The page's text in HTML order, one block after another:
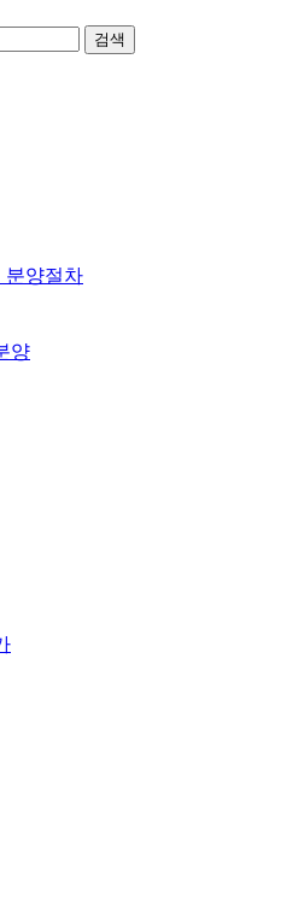
분양절차
양